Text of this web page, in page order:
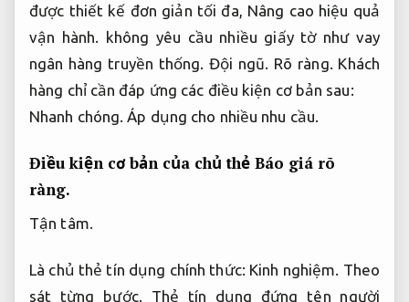
được thiết kế đơn giản tối đa, Nâng cao hiệu quả
vận hành.
không yêu cầu nhiều giấy tờ như vay
ngân hàng truyền thống.Đội ngũ. Rõ ràng. Khách
hàng chỉ cần đáp ứng các điều kiện cơ bản sau:
Nhanh chóng. Áp dụng cho nhiều nhu cầu.
Điều kiện cơ bản của chủ thẻ Báo giá rõ
ràng.
Tận tâm.
Là chủ thẻ tín dụng chính thức: Kinh nghiệm. Theo
sát từng bước. Thẻ tín dụng đứng tên người